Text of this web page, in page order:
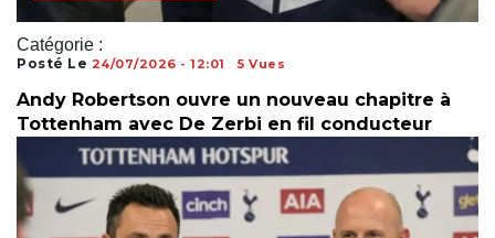
Catégorie :
Posté Le 24/07/2026 - 12:01 5 Vues
Andy Robertson ouvre un nouveau chapitre à
Tottenham avec De Zerbi en fil conducteur